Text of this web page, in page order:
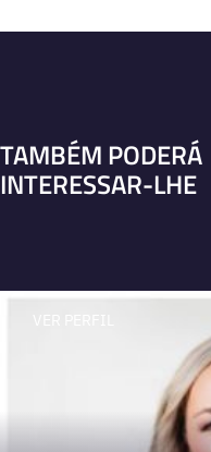
TAMBÉM PODERÁ
INTERESSAR-LHE